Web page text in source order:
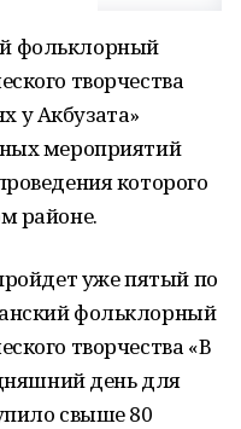
фольклорный
творчества
у Акбузата»
мероприятий
которого
районе.
уже пятый по
фольклорный
творчества «В
день для
свыше 80